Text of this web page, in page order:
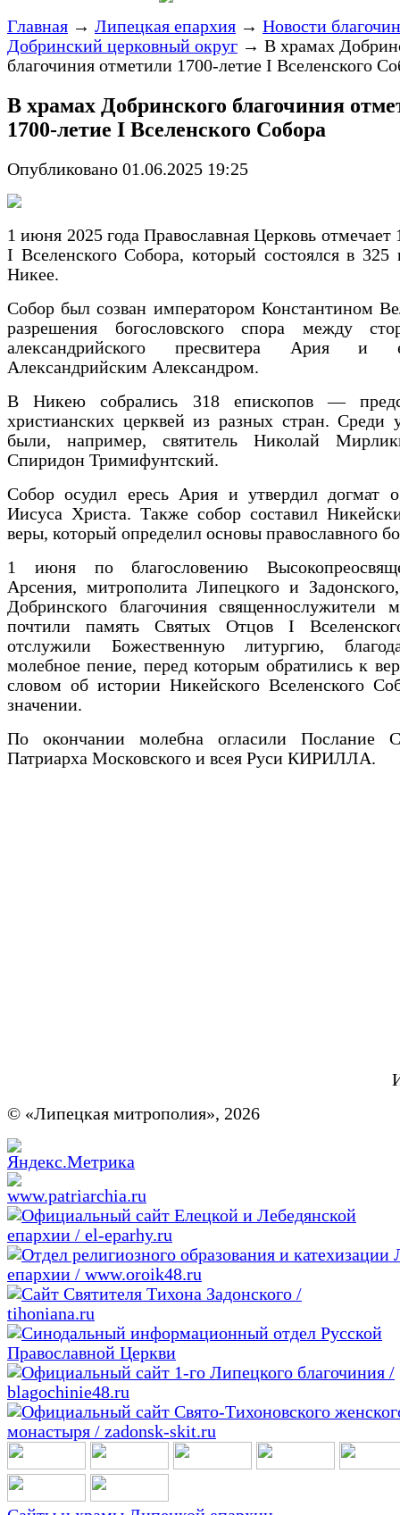
Главная → Липецкая епархия → Новости
Добринский церковный округ → В храмах
благочиния отметили 1700-летие I Вселенского
В храмах Добринского благочиния
1700-летие I Вселенского Собора
Опубликовано 01.06.2025 19:25
1 июня 2025 года Православная Церковь отмечает
I Вселенского Собора, который состоялся в 325
Никее.
Собор был созван императором Константином
разрешения богословского спора между
александрийского пресвитера Ария и
Александрийским Александром.
В Никею собрались 318 епископов —
христианских церквей из разных стран. Среди
были, например, святитель Николай
Спиридон Тримифунтский.
Собор осудил ересь Ария и утвердил догмат
Иисуса Христа. Также собор составил
веры, который определил основы православного
1 июня по благословению
Арсения, митрополита Липецкого и
Добринского благочиния священнослужители
почтили память Святых Отцов I
отслужили Божественную литургию,
молебное пение, перед которым обратились к
словом об истории Никейского Вселенского
значении.
По окончании молебна огласили Послание
Патриарха Московского и всея Руси КИРИЛЛА.
© «Липецкая митрополия», 2026